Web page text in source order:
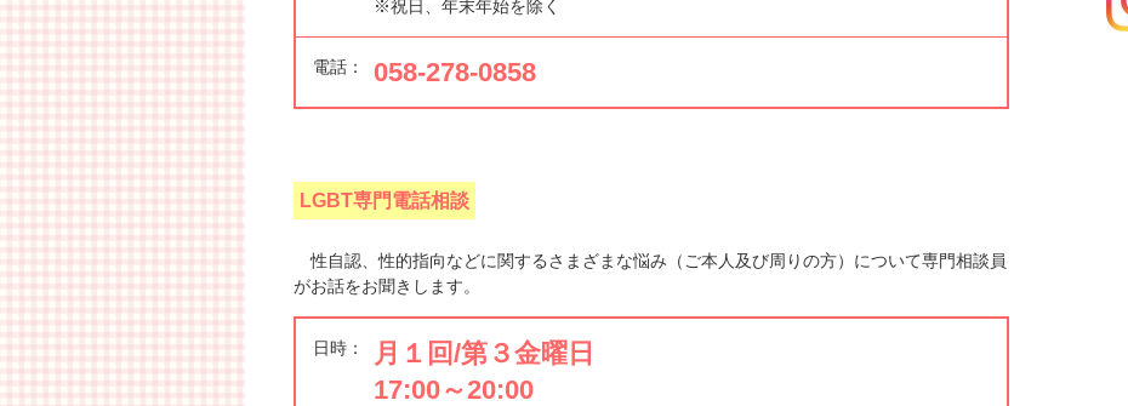
※祝日、年末年始を除く
電話： 058-278-0858
LGBT専門電話相談
性自認、性的指向などに関するさまざまな悩み（ご本人及び周りの方）について専門相談員
がお話をお聞きします。
日時：
月１回/第３金曜日
17:00～20:00